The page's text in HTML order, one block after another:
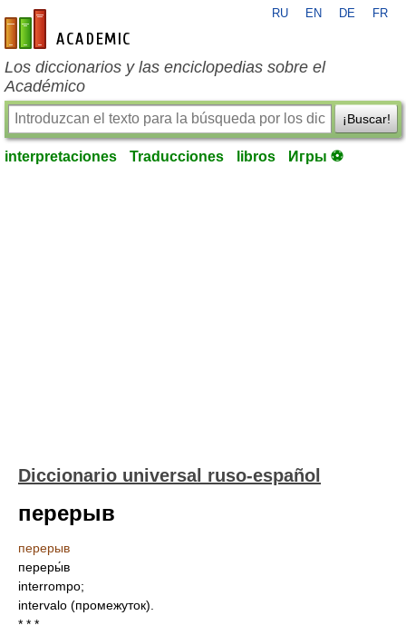
es-academic.com
RU EN DE FR
Los diccionarios y las enciclopedias sobre el
Académico
¡Buscar!
interpretaciones Traducciones libros Игры ⚽
Diccionario universal ruso-español
перерыв
перерыв
переры́в
interrompo;
intervalo (промежуток).
* * *